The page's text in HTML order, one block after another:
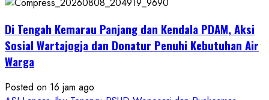
Di Tengah Kemarau Panjang dan Kendala PDAM, Aksi
Sosial Wartajogja dan Donatur Penuhi Kebutuhan Air
Warga
Posted on 16 jam ago